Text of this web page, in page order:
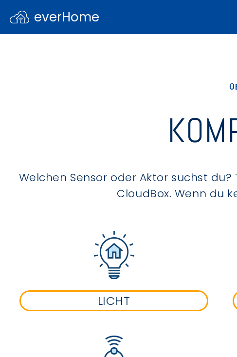
everHome
Welchen Sensor oder Aktor suchst
CloudBox. Wenn du
LICHT